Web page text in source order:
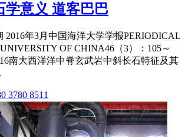
学意义 道客巴巴
2016年3月中国海洋大学学报PERIODICAL
OF CHINA46（3）：105～
南大西洋洋中脊玄武岩中斜长石特征及其
3780 8511